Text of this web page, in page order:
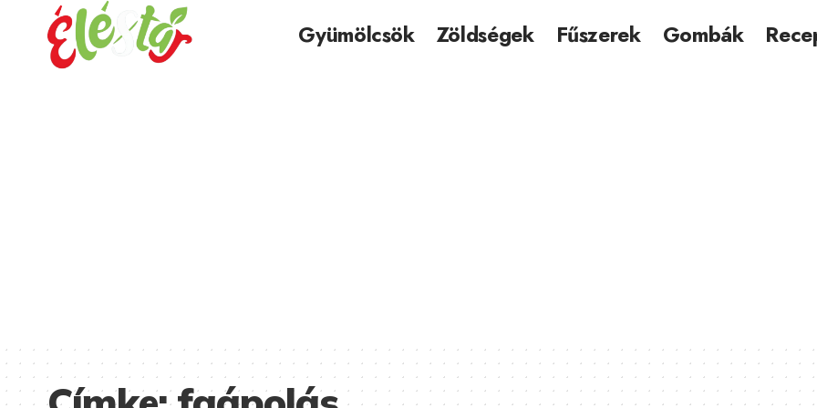
Gyümölcsök Zöldségek Fűszerek Gombák